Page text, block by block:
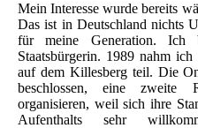
Mein Interesse wurde bereits
Das ist in Deutschland nichts
für meine Generation. Ich
Staatsbürgerin. 1989 nahm
auf dem Killesberg teil. Die
beschlossen, eine zweite
organisieren, weil sich ihre
Aufenthalts sehr